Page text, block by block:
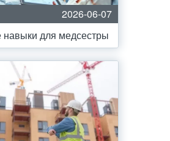
2026-06-07
для медсестры